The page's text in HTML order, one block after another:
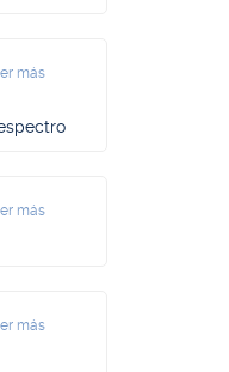
más
más
más